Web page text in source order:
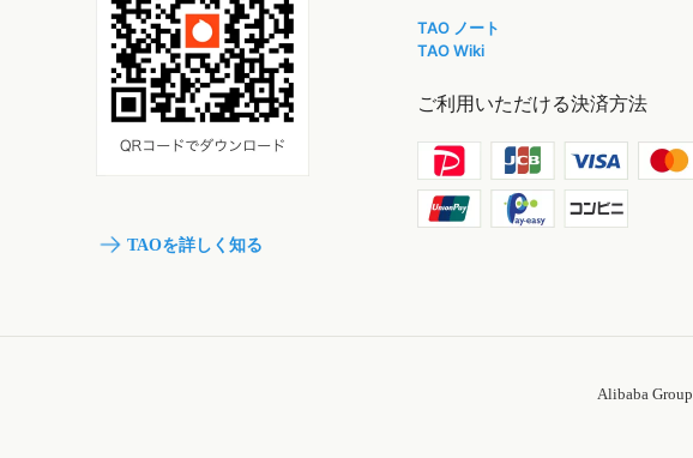
TAOを詳しく知る
TAO ノート
TAO Wiki
ご利用いただける決済方法
Alibaba Group